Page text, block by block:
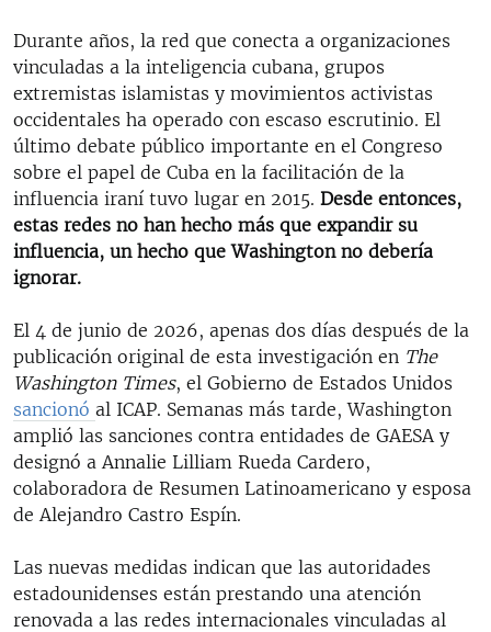
Durante años, la red que conecta a organizaciones
vinculadas a la inteligencia cubana, grupos
extremistas islamistas y movimientos activistas
occidentales ha operado con escaso escrutinio. El
último debate público importante en el Congreso
sobre el papel de Cuba en la facilitación de la
influencia iraní tuvo lugar en 2015. Desde entonces,
estas redes no han hecho más que expandir su
influencia, un hecho que Washington no debería
ignorar.
El 4 de junio de 2026, apenas dos días después de la
publicación original de esta investigación en The
Washington Times, el Gobierno de Estados Unidos
sancionó al ICAP. Semanas más tarde, Washington
amplió las sanciones contra entidades de GAESA y
designó a Annalie Lilliam Rueda Cardero,
colaboradora de Resumen Latinoamericano y esposa
de Alejandro Castro Espín.
Las nuevas medidas indican que las autoridades
estadounidenses están prestando una atención
renovada a las redes internacionales vinculadas al